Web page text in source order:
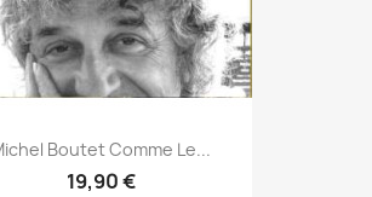
Boutet Comme Le...
19,90 €